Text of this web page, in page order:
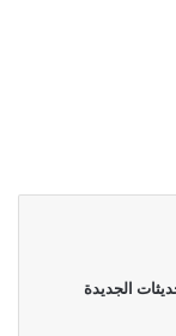
الجديدة